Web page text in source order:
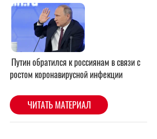
Путин обратился к россиянам в связи с
ростом коронавирусной инфекции
ЧИТАТЬ МАТЕРИАЛ